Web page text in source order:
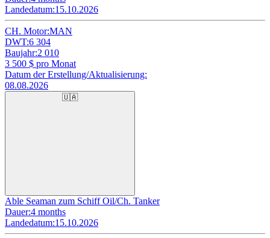
Landedatum:15.10.2026
CH. Motor:MAN
DWT:6 304
Baujahr:2 010
3 500 $ pro Monat
Datum der Erstellung/Aktualisierung:
08.08.2026
🇺🇦
Able Seaman zum Schiff Oil/Ch. Tanker
Dauer:4 months
Landedatum:15.10.2026